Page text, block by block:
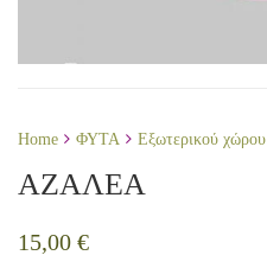
Home ΦΥΤΑ Εξωτερικού χώρου
ΑΖΑΛΕΑ
15,00 €